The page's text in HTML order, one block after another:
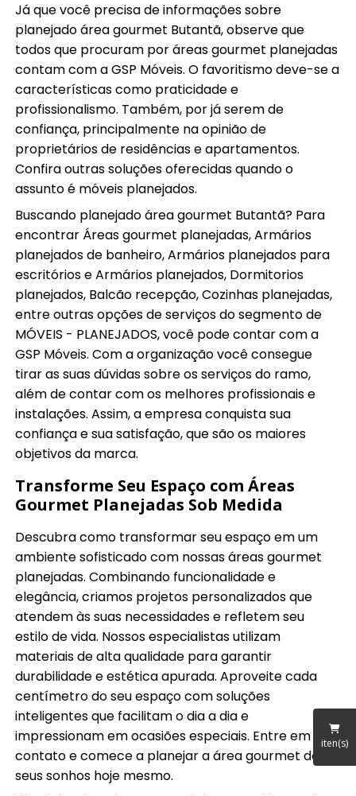
iten(s)
Já que você precisa de informações sobre
planejado área gourmet Butantã, observe que
todos que procuram por áreas gourmet planejadas
contam com a GSP Móveis. O favoritismo deve-se a
características como praticidade e
profissionalismo. Também, por já serem de
confiança, principalmente na opinião de
proprietários de residências e apartamentos.
Confira outras soluções oferecidas quando o
assunto é móveis planejados.
Buscando planejado área gourmet Butantã? Para
encontrar Áreas gourmet planejadas, Armários
planejados de banheiro, Armários planejados para
escritórios e Armários planejados, Dormitorios
planejados, Balcão recepção, Cozinhas planejadas,
entre outras opções de serviços do segmento de
MÓVEIS - PLANEJADOS, você pode contar com a
GSP Móveis. Com a organização você consegue
tirar as suas dúvidas sobre os serviços do ramo,
além de contar com os melhores profissionais e
instalações. Assim, a empresa conquista sua
confiança e sua satisfação, que são os maiores
objetivos da marca.
Transforme Seu Espaço com Áreas
Gourmet Planejadas Sob Medida
Descubra como transformar seu espaço em um
ambiente sofisticado com nossas áreas gourmet
planejadas. Combinando funcionalidade e
elegância, criamos projetos personalizados que
atendem às suas necessidades e refletem seu
estilo de vida. Nossos especialistas utilizam
materiais de alta qualidade para garantir
durabilidade e estética apurada. Aproveite cada
centímetro do seu espaço com soluções
inteligentes que facilitam o dia a dia e
impressionam em ocasiões especiais. Entre em
contato e comece a planejar a área gourmet dos
seus sonhos hoje mesmo.